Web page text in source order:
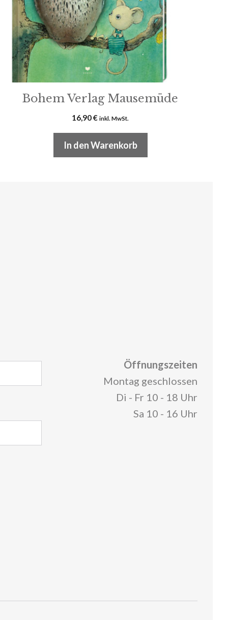
Bohem Verlag Mausemüde
16,90€ inkl. MwSt.
In den Warenkorb
Öffnungszeiten
Montag geschlossen
Di - Fr 10 - 18 Uhr
Sa 10 - 16 Uhr